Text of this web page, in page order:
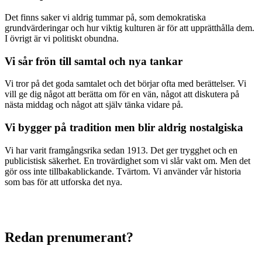
Det finns saker vi aldrig tummar på, som demokratiska
grundvärderingar och hur viktig kulturen är för att upprätthålla dem.
I övrigt är vi politiskt obundna.
Vi sår frön till samtal och nya tankar
Vi tror på det goda samtalet och det börjar ofta med berättelser. Vi
vill ge dig något att berätta om för en vän, något att diskutera på
nästa middag och något att själv tänka vidare på.
Vi bygger på tradition men blir aldrig nostalgiska
Vi har varit framgångsrika sedan 1913. Det ger trygghet och en
publicistisk säkerhet. En trovärdighet som vi slår vakt om. Men det
gör oss inte tillbakablickande. Tvärtom. Vi använder vår historia
som bas för att utforska det nya.
Redan prenumerant?